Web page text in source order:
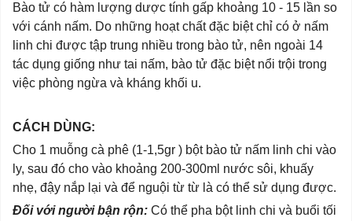
Bào tử có hàm lượng dược tính gấp khoảng 10 - 15 lần so
với cánh nấm. Do những hoạt chất đặc biệt chỉ có ở nấm
linh chi được tập trung nhiều trong bào tử, nên ngoài 14
tác dụng giống như tai nấm, bào tử đặc biệt nổi trội trong
việc phòng ngừa và kháng khối u.
CÁCH DÙNG:
Cho 1 muỗng cà phê (1-1,5gr ) bột bào tử nấm linh chi vào
ly, sau đó cho vào khoảng 200-300ml nước sôi, khuấy
nhẹ, đậy nắp lại và để nguội từ từ là có thể sử dụng được.
Đối với người bận rộn: Có thể pha bột linh chi và buổi tối